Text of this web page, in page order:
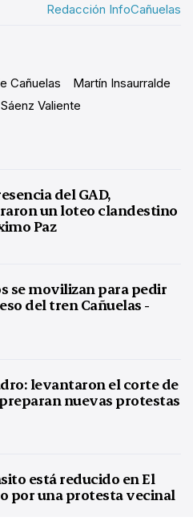
Redacción InfoCañuelas
Cañuelas
Martín Insaurralde
Valiente
del GAD,
un loteo clandestino
Paz
se movilizan para pedir
del tren Cañuelas -
levantaron el corte de
nuevas protestas
está reducido en El
por una protesta vecinal